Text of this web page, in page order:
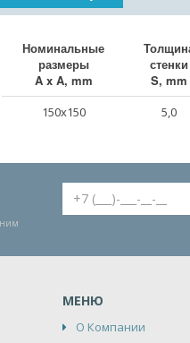
Номинальные
размеры
A x A, mm
стенки
S, mm
150x150 5,0
МЕНЮ
О Компании